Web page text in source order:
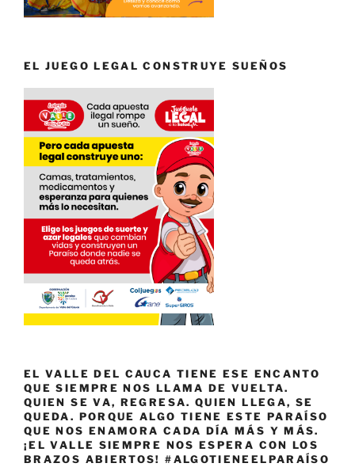
EL JUEGO LEGAL CONSTRUYE SUEÑOS
EL VALLE DEL CAUCA TIENE ESE ENCANTO
QUE SIEMPRE NOS LLAMA DE VUELTA.
QUIEN SE VA, REGRESA. QUIEN LLEGA, SE
QUEDA. PORQUE ALGO TIENE ESTE PARAÍSO
QUE NOS ENAMORA CADA DÍA MÁS Y MÁS.
¡EL VALLE SIEMPRE NOS ESPERA CON LOS
BRAZOS ABIERTOS! #ALGOTIENEELPARAÍSO